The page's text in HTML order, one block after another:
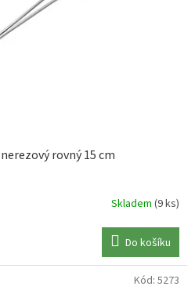
rovný 15 cm
Skladem (9 ks)
Do košíku
Kód: 5273